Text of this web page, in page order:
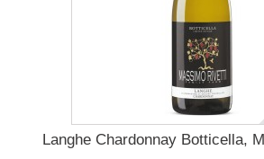
Langhe Chardonnay Botticella,